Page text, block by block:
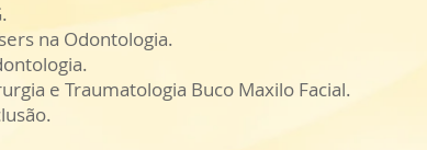
na Odontologia.
e Traumatologia Buco Maxilo Facial.